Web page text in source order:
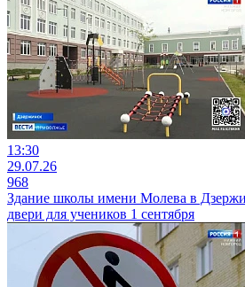
13:30
29.07.26
968
Здание школы имени Молева в
двери для учеников 1 сентября